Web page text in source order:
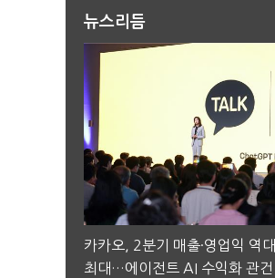
뉴스리듬
카카오, 2분기 매출·영업익 역대
최대…에이전트 AI 수익화 관건